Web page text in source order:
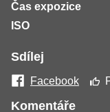
Čas expozice
ISO
Sdílej
Facebook
Komentáře